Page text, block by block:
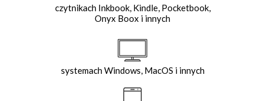
czytnikach Inkbook, Kindle, Pocketbook,
Onyx Boox i innych
systemach Windows, MacOS i innych